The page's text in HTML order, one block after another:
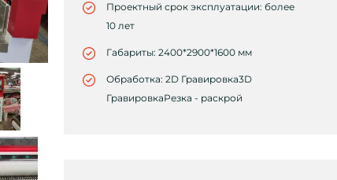
Проектный срок эксплуатации: более
10 лет
Габариты: 2400*2900*1600 мм
Обработка: 2D Гравировка3D
ГравировкаРезка - раскрой